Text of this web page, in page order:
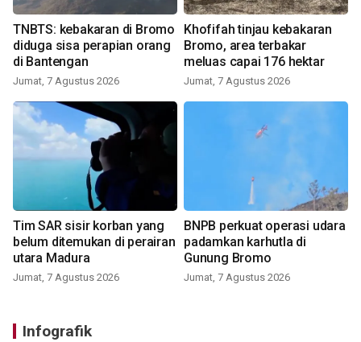
TNBTS: kebakaran di Bromo
diduga sisa perapian orang
di Bantengan
Jumat, 7 Agustus 2026
Khofifah tinjau kebakaran
Bromo, area terbakar
meluas capai 176 hektar
Jumat, 7 Agustus 2026
Tim SAR sisir korban yang
belum ditemukan di perairan
utara Madura
Jumat, 7 Agustus 2026
BNPB perkuat operasi udara
padamkan karhutla di
Gunung Bromo
Jumat, 7 Agustus 2026
Infografik